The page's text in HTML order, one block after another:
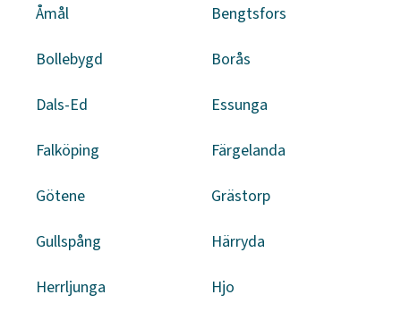
Åmål Bengtsfors
Bollebygd Borås
Dals-Ed Essunga
Falköping Färgelanda
Götene Grästorp
Gullspång Härryda
Herrljunga Hjo